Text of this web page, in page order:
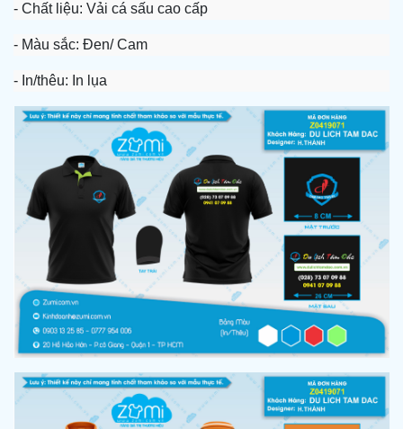
- Chất liệu: Vải cá sấu cao cấp
- Màu sắc: Đen/ Cam
- In/thêu: In lụa